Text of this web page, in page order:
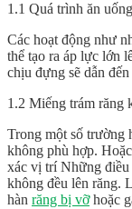
1.1 Quá trình ăn
Các hoạt động như
thể tạo ra áp lực lớn
chịu đựng sẽ dẫn
1.2 Miếng trám răng
Trong một số trường
không phù hợp.
xác vị trí Những điều
không đều lên răng.
hàn răng bị vỡhoặc